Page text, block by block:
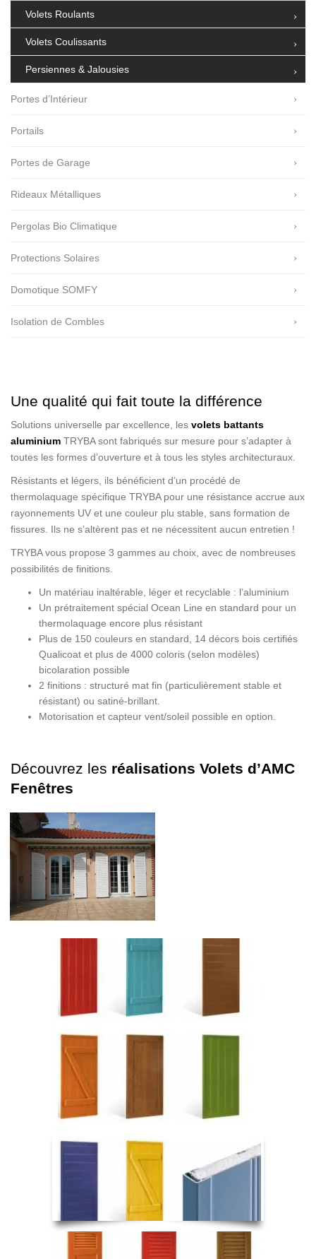
Volets Roulants
Volets Coulissants
Persiennes & Jalousies
Portes d’Intérieur
Portails
Portes de Garage
Rideaux Métalliques
Pergolas Bio Climatique
Protections Solaires
Domotique SOMFY
Isolation de Combles
Une qualité qui fait toute la différence
Solutions universelle par excellence, les volets battants
aluminium TRYBA sont fabriqués sur mesure pour s’adapter à
toutes les formes d’ouverture et à tous les styles architecturaux.
Résistants et légers, ils bénéficient d’un procédé de
thermolaquage spécifique TRYBA pour une résistance accrue aux
rayonnements UV et une couleur plu stable, sans formation de
fissures. Ils ne s’altèrent pas et ne nécessitent aucun entretien !
TRYBA vous propose 3 gammes au choix, avec de nombreuses
possibilités de finitions.
Un matériau inaltérable, léger et recyclable : l’aluminium
Un prétraitement spécial Ocean Line en standard pour un
thermolaquage encore plus résistant
Plus de 150 couleurs en standard, 14 décors bois certifiés
Qualicoat et plus de 4000 coloris (selon modèles)
bicolaration possible
2 finitions : structuré mat fin (particulièrement stable et
résistant) ou satiné-brillant.
Motorisation et capteur vent/soleil possible en option.
Découvrez les réalisations Volets d’AMC
Fenêtres
VOLETS